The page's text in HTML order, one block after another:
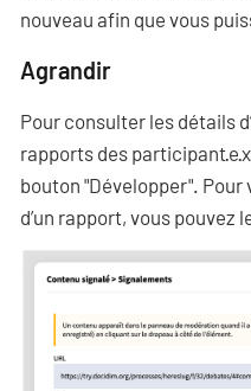
nouveau afin que vous
Agrandir
Pour consulter les détails
rapports des
bouton "Développer".
d’un rapport, vous pouvez